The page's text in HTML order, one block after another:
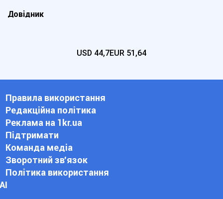
Довідник
USD 44,7EUR 51,64
Правила використання
Редакційна політика
Реклама на 1kr.ua
Підтримати
Команда медіа
Зворотний зв'язок
Політика використання
АІ